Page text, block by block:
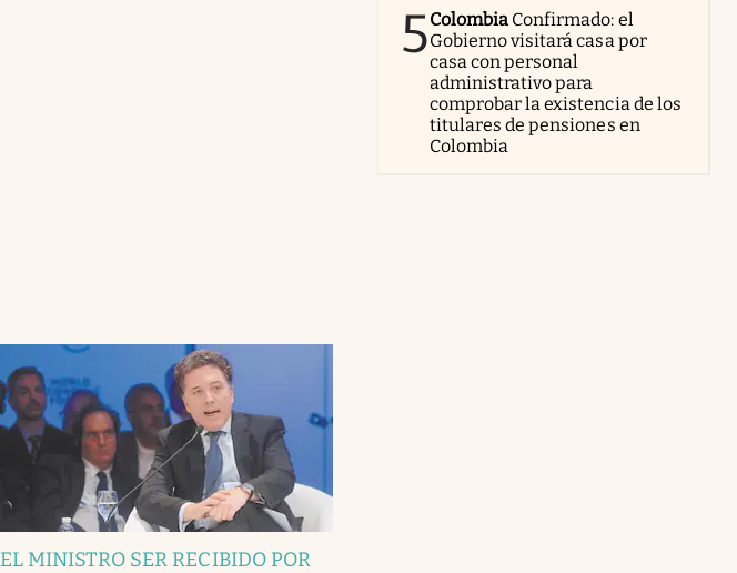
EL MINISTRO SER RECIBIDO POR
5Colombia Confirmado: el
Gobierno visitará casa por
casa con personal
administrativo para
comprobar la existencia de los
titulares de pensiones en
Colombia